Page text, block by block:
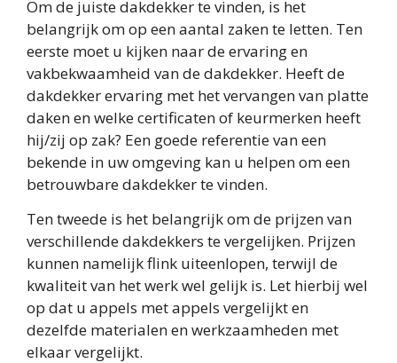
Om de juiste dakdekker te vinden, is het
belangrijk om op een aantal zaken te letten. Ten
eerste moet u kijken naar de ervaring en
vakbekwaamheid van de dakdekker. Heeft de
dakdekker ervaring met het vervangen van platte
daken en welke certificaten of keurmerken heeft
hij/zij op zak? Een goede referentie van een
bekende in uw omgeving kan u helpen om een
betrouwbare dakdekker te vinden.
Ten tweede is het belangrijk om de prijzen van
verschillende dakdekkers te vergelijken. Prijzen
kunnen namelijk flink uiteenlopen, terwijl de
kwaliteit van het werk wel gelijk is. Let hierbij wel
op dat u appels met appels vergelijkt en
dezelfde materialen en werkzaamheden met
elkaar vergelijkt.